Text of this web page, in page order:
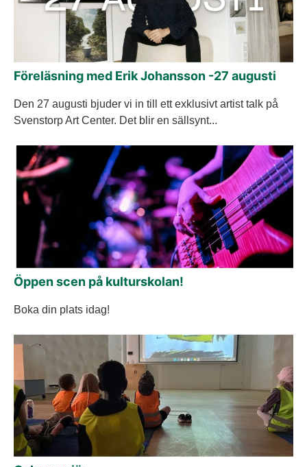
Föreläsning med Erik Johansson -27 augusti
Den 27 augusti bjuder vi in till ett exklusivt artist talk på
Svenstorp Art Center. Det blir en sällsynt...
Öppen scen på kulturskolan!
Boka din plats idag!